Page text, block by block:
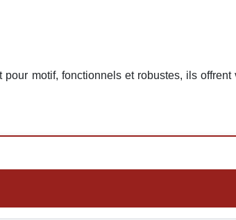
pour motif, fonctionnels et robustes, ils offrent